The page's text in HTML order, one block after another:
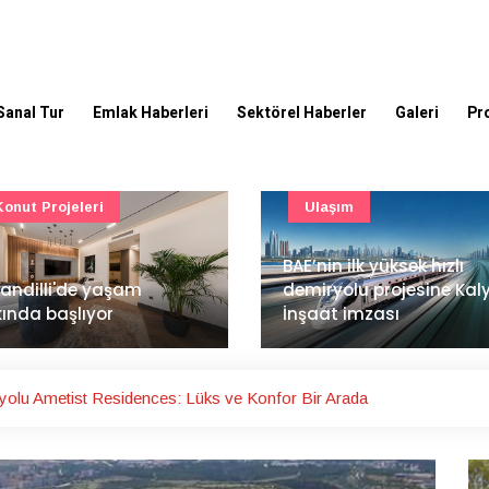
Tur Emlak Haberleri Sektörel Haberler Galeri
ilk yüksek hızlı
projesine Kalyon
imzası
Mimarlık ve mühendislik
projeleri e-PYS ile dijital
ortama taşınacak
Güncel
Ametist Residences: Lüks ve Konfor Bir Arada